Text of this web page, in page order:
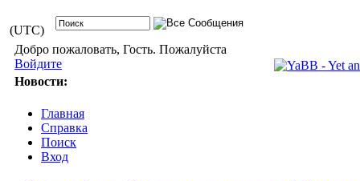
(UTC)
Добро пожаловать, Гость. Пожалуйста
Войдите
Новости:
Главная
Справка
Поиск
Вход